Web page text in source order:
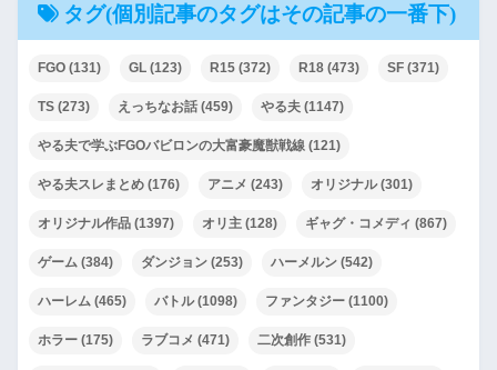
タグ(個別記事のタグはその記事の一番下)
FGO (131) GL (123) R15 (372) R18 (473) SF (371)
TS (273) えっちなお話 (459) やる夫 (1147)
やる夫で学ぶFGOバビロンの大富豪魔獣戦線 (121)
やる夫スレまとめ (176) アニメ (243) オリジナル(301)
オリジナル作品 (1397) オリ主 (128) ギャグ・コメディ (867)
ゲーム (384) ダンジョン (253) ハーメルン (542)
ハーレム (465) バトル(1098) ファンタジー (1100)
ホラー (175) ラブコメ (471) 二次創作 (531)